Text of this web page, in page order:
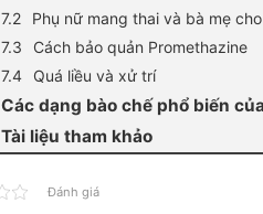
Phụ nữ mang thai và bà mẹ
Cách bảo quản Promethazine
Quá liều và xử trí
Các dạng bào chế phổ biến
Tài liệu tham khảo
Đánh giá